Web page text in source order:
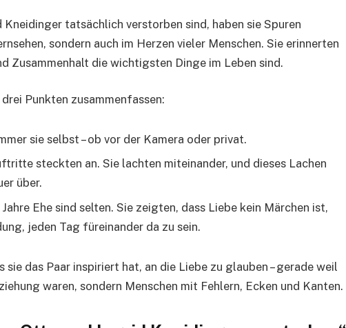
tatsächlich verstorben sind, haben sie Spuren
sondern auch im Herzen vieler Menschen. Sie erinnerten
Zusammenhalt die wichtigsten Dinge im Leben sind.
Punkten zusammenfassen:
sie selbst – ob vor der Kamera oder privat.
steckten an. Sie lachten miteinander, und dieses Lachen
über.
Ehe sind selten. Sie zeigten, dass Liebe kein Märchen ist,
jeden Tag füreinander da zu sein.
sie das Paar inspiriert hat, an die Liebe zu glauben – gerade weil
waren, sondern Menschen mit Fehlern, Ecken und Kanten.